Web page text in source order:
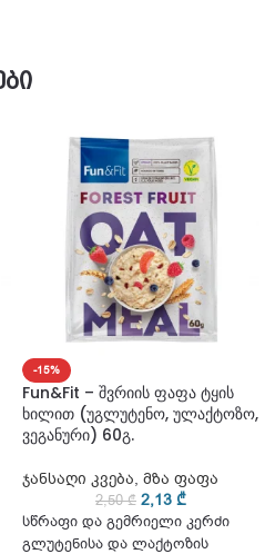
-15%
Fun&Fit – შვრიის ფაფა ტყის
ხილით (უგლუტენო, ულაქტოზო,
ვეგანური) 60გ.
ჯანსაღი კვება, მზა ფაფა
2,50₾ 2,13 ₾
სწრაფი და გემრიელი კერძი
გლუტენისა და ლაქტოზის